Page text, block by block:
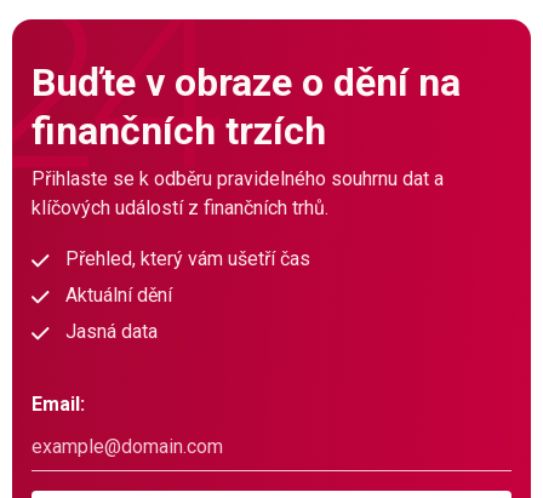
Buďte v obraze o dění na
finančních trzích
Přihlaste se k odběru pravidelného souhrnu dat a
klíčových událostí z finančních trhů.
Přehled, který vám ušetří čas
Aktuální dění
Jasná data
Email: